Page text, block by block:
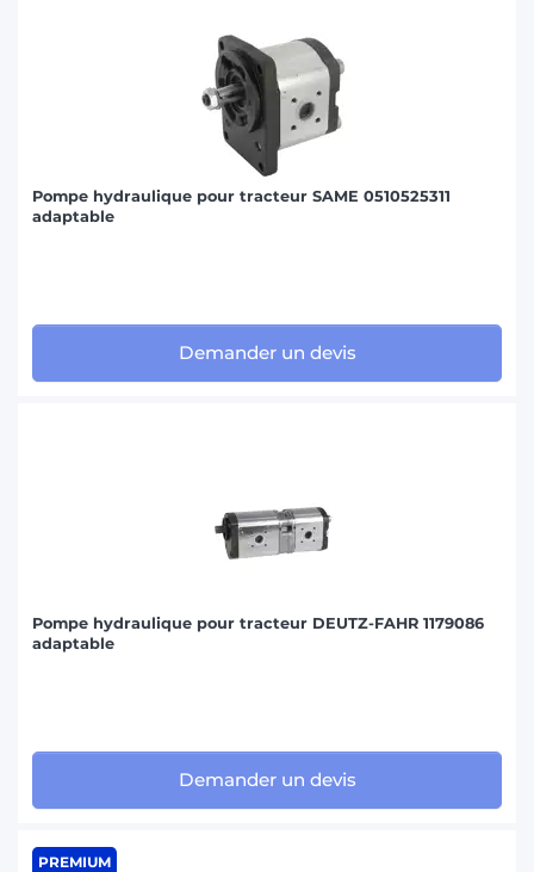
Pompe hydraulique pour tracteur SAME 0510525311
adaptable
Demander un devis
Pompe hydraulique pour tracteur DEUTZ-FAHR 1179086
adaptable
Demander un devis
PREMIUM